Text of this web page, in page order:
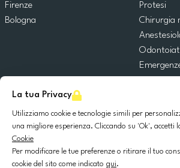
La tua Privacy
Utilizziamo cookie e tecnologie simili per
una migliore esperienza. Cliccando su 'Ok', accetti
Cookie
Per modificare le tue preferenze o ritirare il tuo
cookie del sito come indicato qui.
Firenze
Bologna
Protesi
Chirurgia
Chirurgia